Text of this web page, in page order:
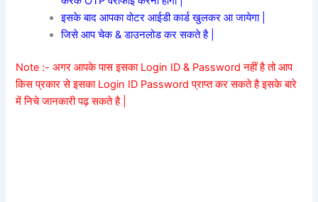
इसके बाद आपका वोटर आईडी कार्ड खुलकर आ जायेगा |
जिसे आप चेक & डाउनलोड कर सकते है |
Note :- अगर आपके पास इसका Login ID & Password नहीं है तो आप
किस प्रकार से इसका Login ID Password प्राप्त कर सकते है इसके बारे
में निचे जानकारी पढ़ सकते है |